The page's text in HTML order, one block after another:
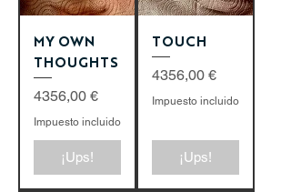
MY OWN
THOUGHTS
Precio
4356,00 €
Impuesto incluido
¡Ups!
TOUCH
Precio
4356,00 €
Impuesto incluido
¡Ups!